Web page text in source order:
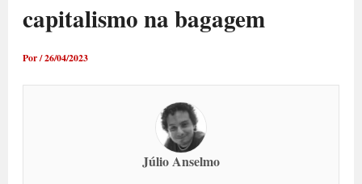
capitalismo na bagagem
Por/26/04/2023
Júlio Anselmo